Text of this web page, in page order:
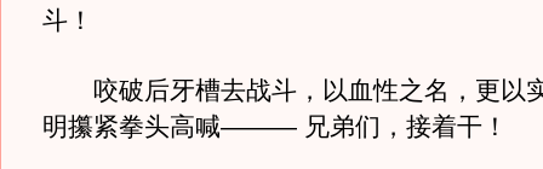
斗！
咬破后牙槽去战斗，以血性之名，更以
明攥紧拳头高喊——— 兄弟们，接着干！